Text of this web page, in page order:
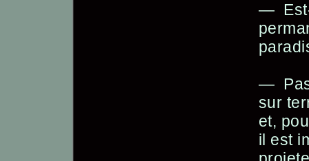
— Est-
— Pas
sur
et,
il est